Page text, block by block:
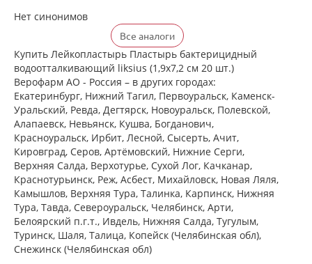
Нет синонимов
Все аналоги
Купить Лейкопластырь Пластырь бактерицидный
водоотталкивающий liksius (1,9x7,2 см 20 шт.)
Верофарм АО - Россия – в других городах:
Екатеринбург, Нижний Тагил, Первоуральск, Каменск-
Уральский, Ревда, Дегтярск, Новоуральск, Полевской,
Алапаевск, Невьянск, Кушва, Богданович,
Красноуральск, Ирбит, Лесной, Сысерть, Ачит,
Кировград, Серов, Артёмовский, Нижние Cерги,
Верхняя Салда, Верхотурье, Сухой Лог, Качканар,
Краснотурьинск, Реж, Асбест, Михайловск, Новая Ляля,
Камышлов, Верхняя Тура, Талинка, Карпинск, Нижняя
Тура, Тавда, Североуральск, Челябинск, Арти,
Белоярский п.г.т., Ивдель, Нижняя Салда, Тугулым,
Туринск, Шаля, Талица, Копейск (Челябинская обл),
Снежинск (Челябинская обл)